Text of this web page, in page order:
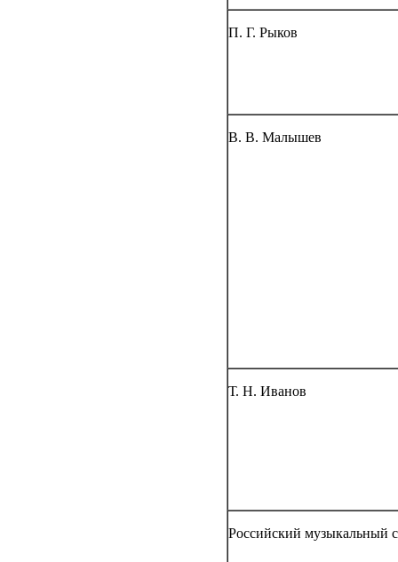
П. Г. Рыков
В. В. Малышев
Т. Н. Иванов
Российский музыкальный